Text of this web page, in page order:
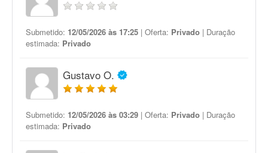
Submetido: 12/05/2026 às 17:25 | Oferta: Privado | Duração
estimada: Privado
Gustavo O.
Submetido: 12/05/2026 às 03:29 | Oferta: Privado | Duração
estimada: Privado